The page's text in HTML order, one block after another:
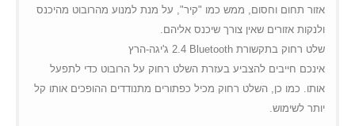
אזור תחום וחסום, ממש כמו "קיר", על מנת למנוע מהרובוט מהיכנס
ולנקות אזורים שאין צורך שיכנס אליהם.
שלט רחוק בתקשורתBluetooth 2.4 ג'יגה-הרץ
אינכם חייבים להצביע בעזרת השלט רחוק על הרובוט כדי לתפעל
אותו. כמו כן, השלט רחוק מכיל כפתורים מתנודדים ההופכים אותו קל
יותר לשימוש.